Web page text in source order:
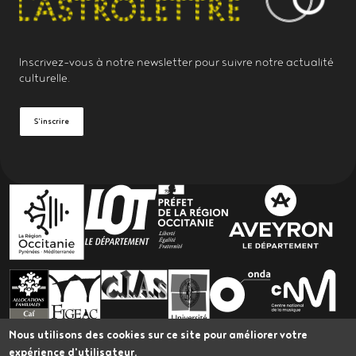
Nous utilisons des cookies sur ce site pour améliorer votre
expérience d'utilisateur.
Inscrivez-vous à notre newsletter pour suivre notre actualité
culturelle.
S'inscrire
PARTENAIRES